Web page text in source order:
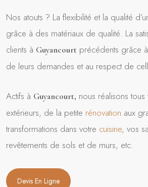
Nos atouts ? La flexibilité et la qualité
grâce à des matériaux de qualité. La
clients à Guyancourt précédents grâce
de leurs demandes et au respect de
Actifs à Guyancourt, nous réalisons tous
extérieurs, de la petite rénovation aux
transformations dans votre cuisine, vos
revêtements de sols et de murs, etc.
Devis En Ligne